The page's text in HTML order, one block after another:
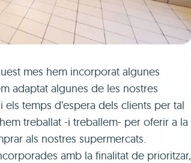
mes hem incorporat algunes
adaptat algunes de les nostres
temps d’espera dels clients per tal
treballat -i treballem- per oferir a la
als nostres supermercats.
amb la finalitat de prioritzar,